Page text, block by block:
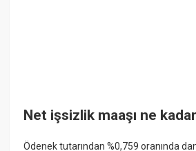
Net işsizlik maaşı ne
Ödenek tutarından %0,759 oranında